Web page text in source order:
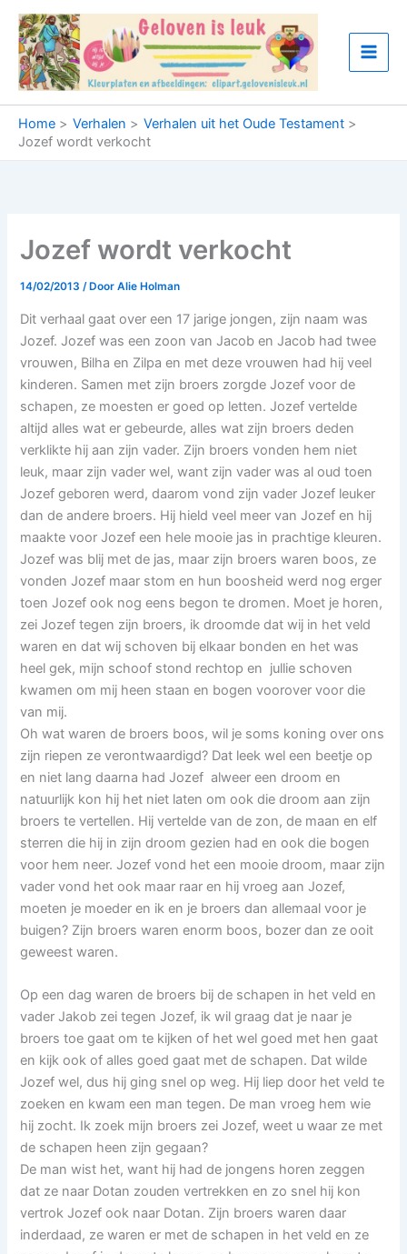
naar
inhoud
Home Verhalen
Verhalen uit het Oude Testament
Jozef wordt verkocht
Jozef wordt verkocht
14/02/2013/ DoorAlie Holman
Dit verhaal gaat over een 17 jarige jongen, zijn naam was
Jozef. Jozef was een zoon van Jacob en Jacob had twee
vrouwen, Bilha en Zilpa en met deze vrouwen had hij veel
kinderen. Samen met zijn broers zorgde Jozef voor de
schapen, ze moesten er goed op letten. Jozef vertelde
altijd alles wat er gebeurde, alles wat zijn broers deden
verklikte hij aan zijn vader. Zijn broers vonden hem niet
leuk, maar zijn vader wel, want zijn vader was al oud toen
Jozef geboren werd, daarom vond zijn vader Jozef leuker
dan de andere broers. Hij hield veel meer van Jozef en hij
maakte voor Jozef een hele mooie jas in prachtige kleuren.
Jozef was blij met de jas, maar zijn broers waren boos, ze
vonden Jozef maar stom en hun boosheid werd nog erger
toen Jozef ook nog eens begon te dromen. Moet je horen,
zei Jozef tegen zijn broers, ik droomde dat wij in het veld
waren en dat wij schoven bij elkaar bonden en het was
heel gek, mijn schoof stond rechtop en jullie schoven
kwamen om mij heen staan en bogen voorover voor die
van mij.
Oh wat waren de broers boos, wil je soms koning over ons
zijn riepen ze verontwaardigd? Dat leek wel een beetje op
en niet lang daarna had Jozef alweer een droom en
natuurlijk kon hij het niet laten om ook die droom aan zijn
broers te vertellen. Hij vertelde van de zon, de maan en elf
sterren die hij in zijn droom gezien had en ook die bogen
voor hem neer. Jozef vond het een mooie droom, maar zijn
vader vond het ook maar raar en hij vroeg aan Jozef,
moeten je moeder en ik en je broers dan allemaal voor je
buigen? Zijn broers waren enorm boos, bozer dan ze ooit
geweest waren.
Op een dag waren de broers bij de schapen in het veld en
vader Jakob zei tegen Jozef, ik wil graag dat je naar je
broers toe gaat om te kijken of het wel goed met hen gaat
en kijk ook of alles goed gaat met de schapen. Dat wilde
Jozef wel, dus hij ging snel op weg. Hij liep door het veld te
zoeken en kwam een man tegen. De man vroeg hem wie
hij zocht. Ik zoek mijn broers zei Jozef, weet u waar ze met
de schapen heen zijn gegaan?
De man wist het, want hij had de jongens horen zeggen
dat ze naar Dotan zouden vertrekken en zo snel hij kon
vertrok Jozef ook naar Dotan. Zijn broers waren daar
inderdaad, ze waren er met de schapen in het veld en ze